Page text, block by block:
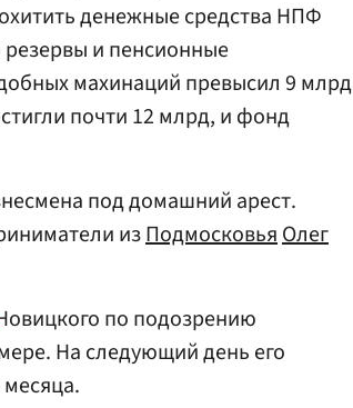
денежные средства НПФ
резервы и пенсионные
махинаций превысил 9 млрд
почти 12 млрд, и фонд
под домашний арест.
изПодмосковьяОлег
по подозрению
На следующий день его